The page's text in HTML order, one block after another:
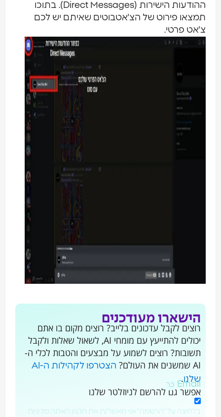
ההודעות הישירות (Direct Messages). בתוכו
פירוט של הצ'אטבוטים שאיתם יש לכם
פרטי.
הישארו מעודכנים
רוצים לקבל עדכונים בלייב? רוצים מקום בו אתם
יכולים להתייעץ עם מומחי AI, לשאול שאלות ולקבל
תשובות? רוצים לשמוע על מבצעים והטבות לכלי ה-
הצטרפו לקהילות ה-AI
.
אפשר גם להרשם לניוזלטר שלנו
Email
בלחיצה על "הרשמה" אני מאשר/ת את תקנון האתר, מדיניות